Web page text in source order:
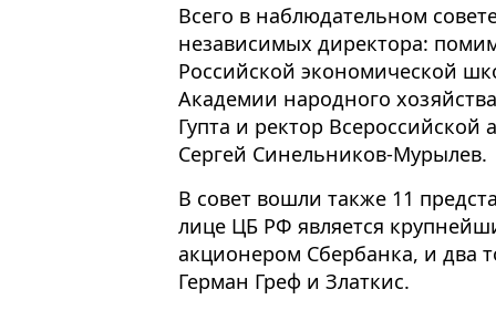
Всего в наблюдательном
независимых директора:
Российской экономической
Академии народного
Гупта и ректор
Сергей Синельников-Мурылев.
В совет вошли также 11
лице ЦБ РФ является
акционером Сбербанка, и два
Герман Греф и Златкис.